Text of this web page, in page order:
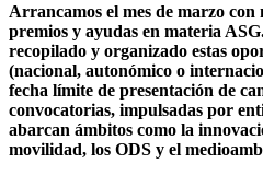
Arrancamos el mes de marzo con
premios y ayudas en materia
recopilado y organizado estas
(nacional, autonómico o
fecha límite de presentación de
convocatorias, impulsadas por
abarcan ámbitos como la
movilidad, los ODS y el